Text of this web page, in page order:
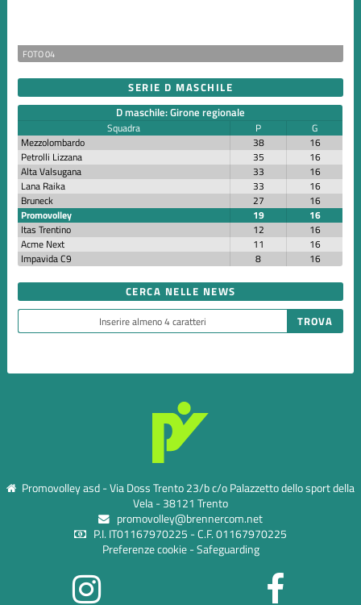
FOTO 04
SERIE D MASCHILE
D maschile: Girone regionale
Squadra P
G
Mezzolombardo
38
16
Petrolli Lizzana
35
16
Alta Valsugana
33
16
Lana Raika
33
16
Bruneck
27
16
Promovolley
19
16
Itas Trentino
12
16
Acme Next
11
16
Impavida C9
8 16
CERCA NELLE NEWS
Promovolley asd - Via Doss Trento 23/b c/o Palazzetto dello sport della
Vela - 38121 Trento
promovolley@brennercom.net
P.I. IT01167970225 - C.F. 01167970225
Preferenze cookie-Safeguarding